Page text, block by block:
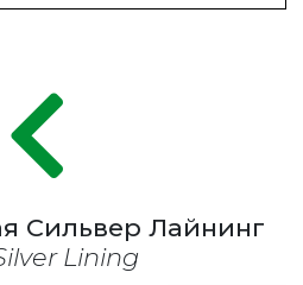
Сильвер Лайнинг
Lining